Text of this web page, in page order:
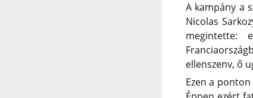
A kampány a
Nicolas
megintette:
ellenszenv, ő
Ezen a